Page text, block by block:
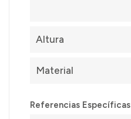
Altura
Material
Referencias Específicas